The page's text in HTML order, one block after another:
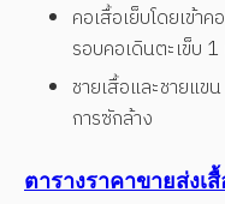
คอเสื้อเย็บโดยเข้า
รอบคอเดินตะเข็บ 1
ชายเสื้อและชายแข
การซักล้าง
ตารางราคาขายส่งเ